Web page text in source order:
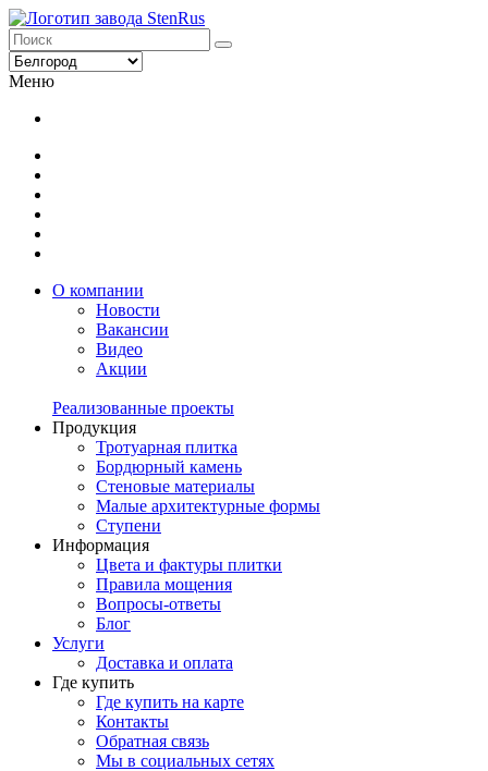
Меню
О компании
Новости
Вакансии
Видео
Акции
Реализованные проекты
Продукция
Тротуарная плитка
Бордюрный камень
Стеновые материалы
Малые архитектурные формы
Ступени
Информация
Цвета и фактуры плитки
Правила мощения
Вопросы-ответы
Блог
Услуги
Доставка и оплата
Где купить
Где купить на карте
Контакты
Обратная связь
Мы в социальных сетях